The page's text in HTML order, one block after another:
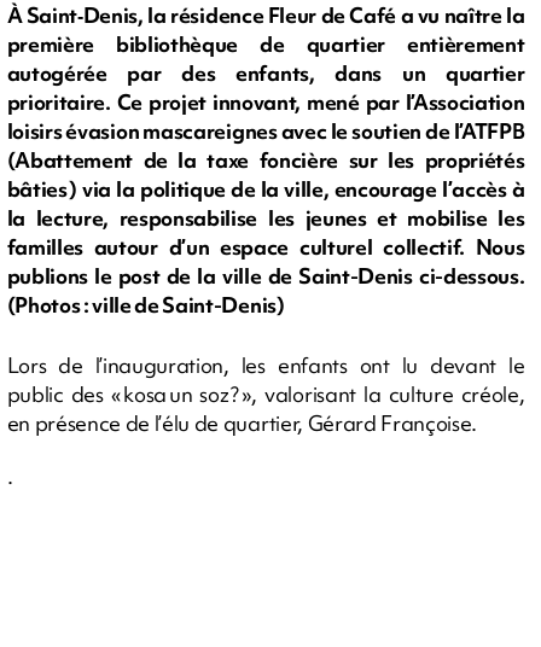
À Saint‑Denis, la résidence Fleur de Café a vu naître la
première bibliothèque de quartier entièrement
autogérée par des enfants, dans un quartier
prioritaire. Ce projet innovant, mené par l’Association
loisirs évasion mascareignes avec le soutien de l’ATFPB
(Abattement de la taxe foncière sur les propriétés
bâties ) via la politique de la ville, encourage l’accès à
la lecture, responsabilise les jeunes et mobilise les
familles autour d’un espace culturel collectif. Nous
publions le post de la ville de Saint-Denis ci-dessous.
(Photos : ville de Saint-Denis)
Lors de l’inauguration, les enfants ont lu devant le
public des « kosa un soz ? », valorisant la culture créole,
en présence de l’élu de quartier, Gérard Françoise.
.